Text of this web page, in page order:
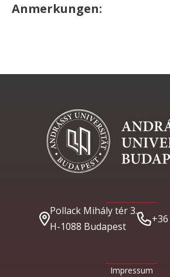
Anmerkungen:
Pollack Mihály tér 3.
H-1088 Budapest
Impressum